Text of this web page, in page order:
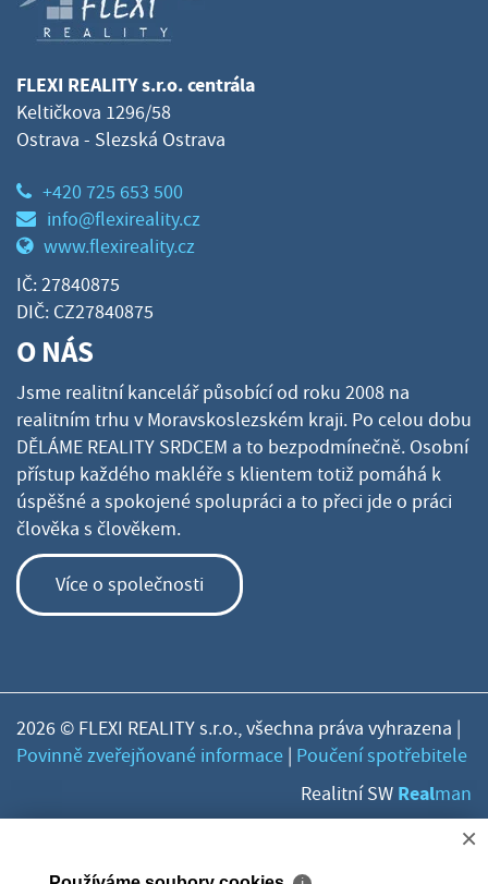
FLEXI REALITY s.r.o. centrála
Keltičkova 1296/58
Ostrava - Slezská Ostrava
+420 725 653 500
info@flexireality.cz
www.flexireality.cz
IČ: 27840875
DIČ: CZ27840875
O NÁS
Jsme realitní kancelář působící od roku 2008 na
realitním trhu v Moravskoslezském kraji. Po celou dobu
DĚLÁME REALITY SRDCEM a to bezpodmínečně. Osobní
přístup každého makléře s klientem totiž pomáhá k
úspěšné a spokojené spolupráci a to přeci jde o práci
člověka s člověkem.
Více o společnosti
2026 © FLEXI REALITY s.r.o., všechna práva vyhrazena |
Povinně zveřejňované informace | Poučení spotřebitele
Realitní SW Realman
×